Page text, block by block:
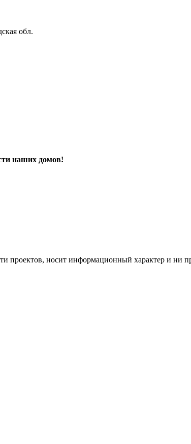
обл.
наших домов!
проектов, носит информационный характер и ни